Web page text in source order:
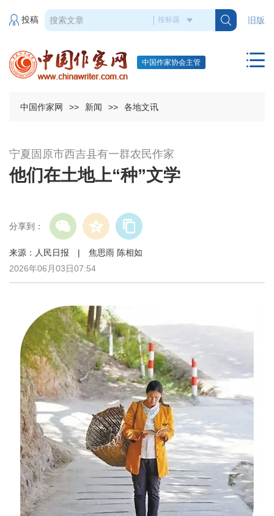
旧版
投稿
中国作家协会主管
中国作家网 >> 新闻 >> 各地文讯
宁夏固原市西吉县有一群农民作家
他们在土地上“种”文学
分享到：
来源：人民日报 | 焦思雨 陈相如
2026年06月03日07:54